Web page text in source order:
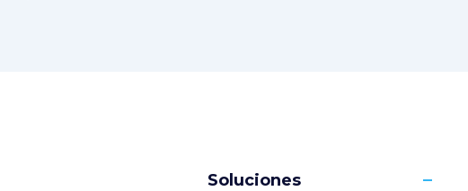
Soluciones